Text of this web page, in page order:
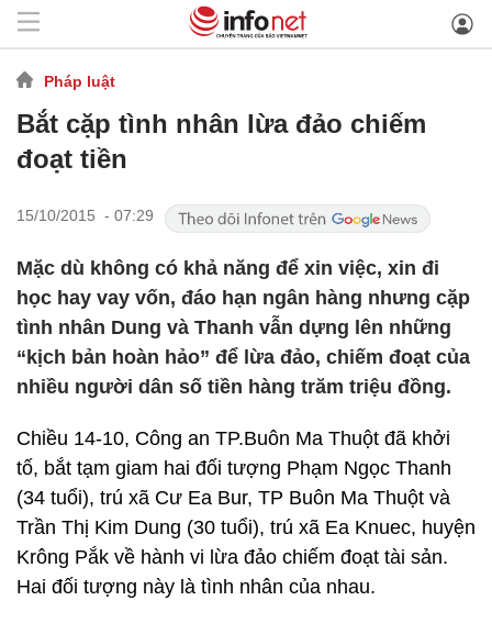
Pháp luật
Bắt cặp tình nhân lừa đảo chiếm
đoạt tiền
15/10/2015 - 07:29
Mặc dù không có khả năng để xin việc, xin đi
học hay vay vốn, đáo hạn ngân hàng nhưng cặp
tình nhân Dung và Thanh vẫn dựng lên những
“kịch bản hoàn hảo” để lừa đảo, chiếm đoạt của
nhiều người dân số tiền hàng trăm triệu đồng.
Chiều 14-10, Công an TP.Buôn Ma Thuột đã khởi
tố, bắt tạm giam hai đối tượng Phạm Ngọc Thanh
(34 tuổi), trú xã Cư Ea Bur, TP Buôn Ma Thuột và
Trần Thị Kim Dung (30 tuổi), trú xã Ea Knuec, huyện
Krông Pắk về hành vi lừa đảo chiếm đoạt tài sản.
Hai đối tượng này là tình nhân của nhau.